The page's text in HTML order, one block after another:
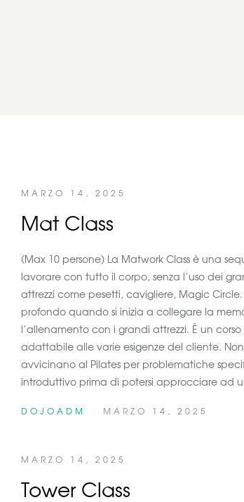
MARZO 14, 2025
Mat Class
(Max 10 persone) La Matwork Class è una
lavorare con tutto il corpo, senza l’uso dei
attrezzi come pesetti, cavigliere, Magic
profondo quando si inizia a collegare la
l’allenamento con i grandi attrezzi. È un
adattabile alle varie esigenze del cliente.
avvicinano al Pilates per problematiche
introduttivo prima di potersi approcciare ad
DOJOADM MARZO 14, 2025
MARZO 14, 2025
Tower Class